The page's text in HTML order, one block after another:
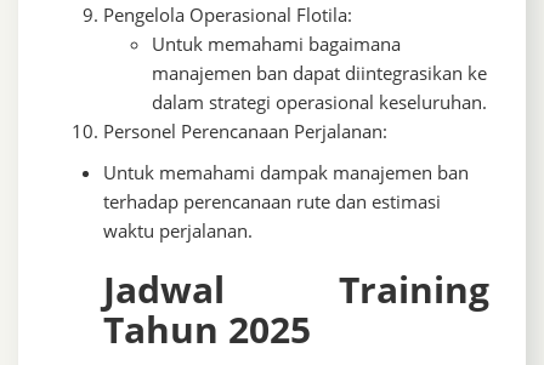
Pengelola Operasional Flotila:
Untuk memahami bagaimana
manajemen ban dapat diintegrasikan ke
dalam strategi operasional keseluruhan.
Personel Perencanaan Perjalanan:
Untuk memahami dampak manajemen ban
terhadap perencanaan rute dan estimasi
waktu perjalanan.
Jadwal Training
Tahun 2025